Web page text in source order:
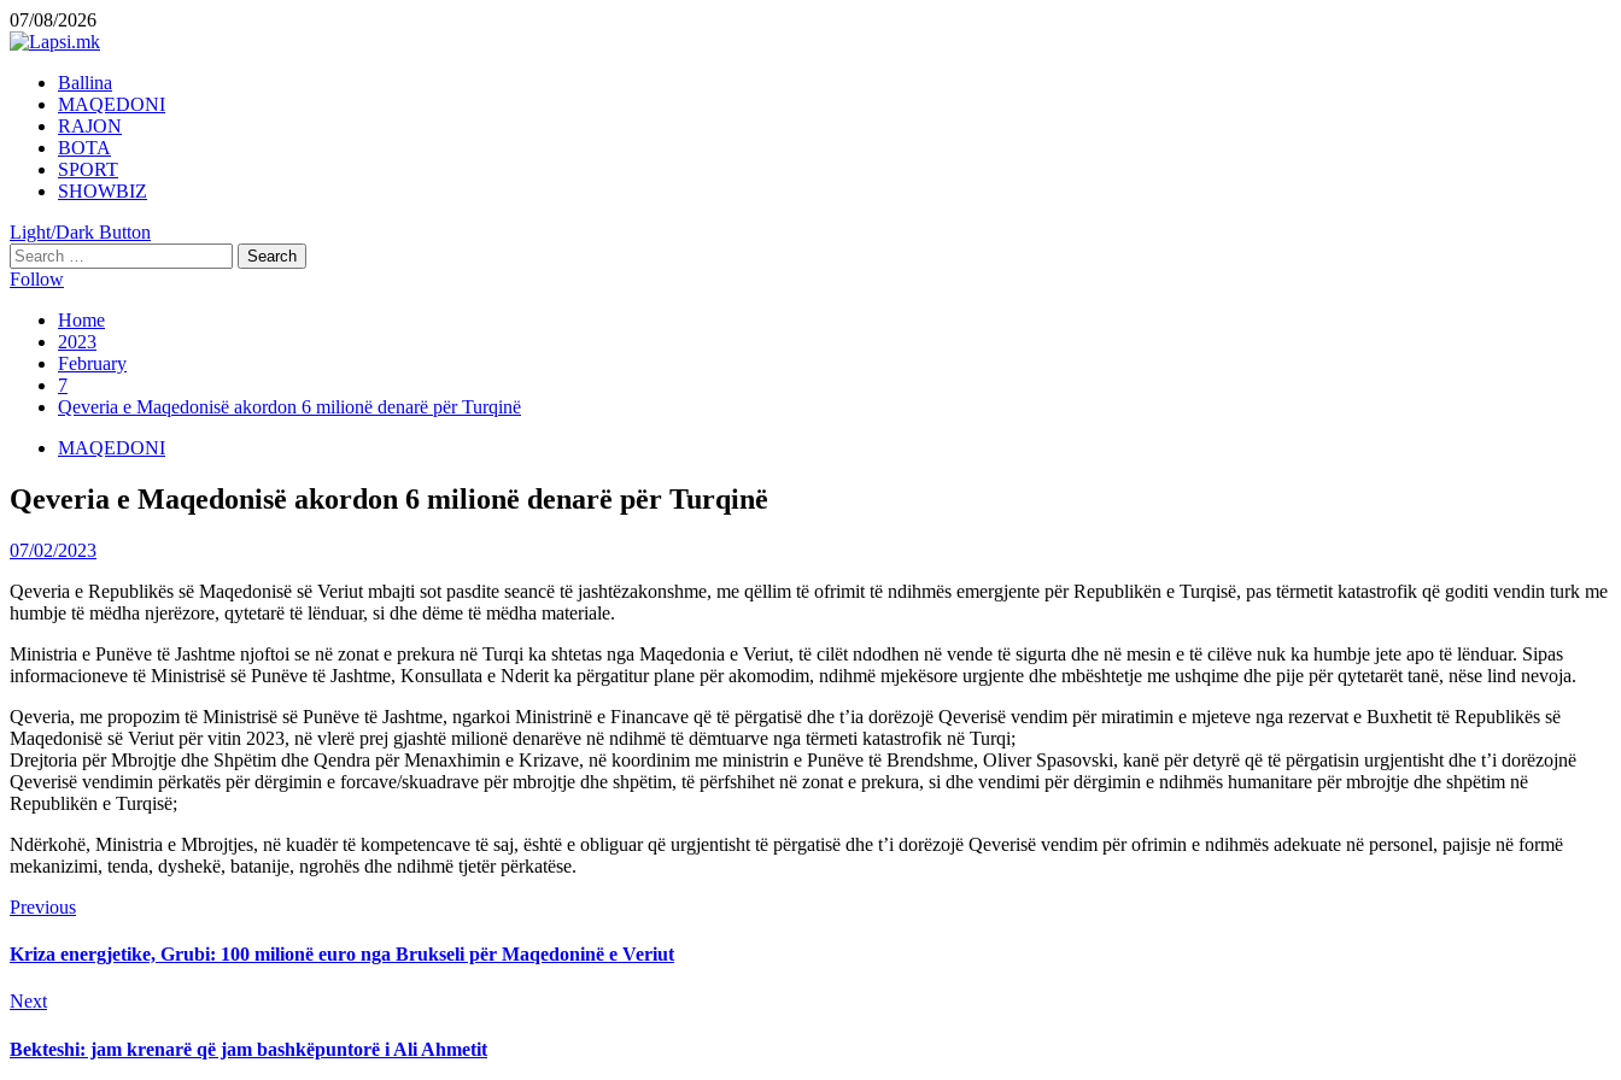
Skip
to
07/08/2026
Primary
Menu
Ballina
MAQEDONI
RAJON
BOTA
SPORT
SHOWBIZ
Light/Dark Button
Search
for:
Follow
Home
2023
February
7
Qeveria e Maqedonisë akordon 6 milionë denarë për Turqinë
MAQEDONI
Qeveria e Maqedonisë akordon 6 milionë denarë për Turqinë
07/02/2023
Qeveria e Republikës së Maqedonisë së Veriut mbajti sot pasdite seancë të jashtëzakonshme, me qëllim të ofrimit të ndihmës emergjente për Republikën e Turqisë, pas tërmetit katastrofik që goditi vendin turk me
humbje të mëdha njerëzore, qytetarë të lënduar, si dhe dëme të mëdha materiale.
Ministria e Punëve të Jashtme njoftoi se në zonat e prekura në Turqi ka shtetas nga Maqedonia e Veriut, të cilët ndodhen në vende të sigurta dhe në mesin e të cilëve nuk ka humbje jete apo të lënduar. Sipas
informacioneve të Ministrisë së Punëve të Jashtme, Konsullata e Nderit ka përgatitur plane për akomodim, ndihmë mjekësore urgjente dhe mbështetje me ushqime dhe pije për qytetarët tanë, nëse lind nevoja.
Qeveria, me propozim të Ministrisë së Punëve të Jashtme, ngarkoi Ministrinë e Financave që të përgatisë dhe t’ia dorëzojë Qeverisë vendim për miratimin e mjeteve nga rezervat e Buxhetit të Republikës së
Maqedonisë së Veriut për vitin 2023, në vlerë prej gjashtë milionë denarëve në ndihmë të dëmtuarve nga tërmeti katastrofik në Turqi;
Drejtoria për Mbrojtje dhe Shpëtim dhe Qendra për Menaxhimin e Krizave, në koordinim me ministrin e Punëve të Brendshme, Oliver Spasovski, kanë për detyrë që të përgatisin urgjentisht dhe t’i dorëzojnë
Qeverisë vendimin përkatës për dërgimin e forcave/skuadrave për mbrojtje dhe shpëtim, të përfshihet në zonat e prekura, si dhe vendimi për dërgimin e ndihmës humanitare për mbrojtje dhe shpëtim në
Republikën e Turqisë;
Ndërkohë, Ministria e Mbrojtjes, në kuadër të kompetencave të saj, është e obliguar që urgjentisht të përgatisë dhe t’i dorëzojë Qeverisë vendim për ofrimin e ndihmës adekuate në personel, pajisje në formë
mekanizimi, tenda, dyshekë, batanije, ngrohës dhe ndihmë tjetër përkatëse.
Continue
Reading
PreviousPrevious
Kriza energjetike, Grubi: 100 milionë euro nga Brukseli për Maqedoninë e Veriut
NextNext
Bekteshi: jam krenarë që jam bashkëpuntorë i Ali Ahmetit